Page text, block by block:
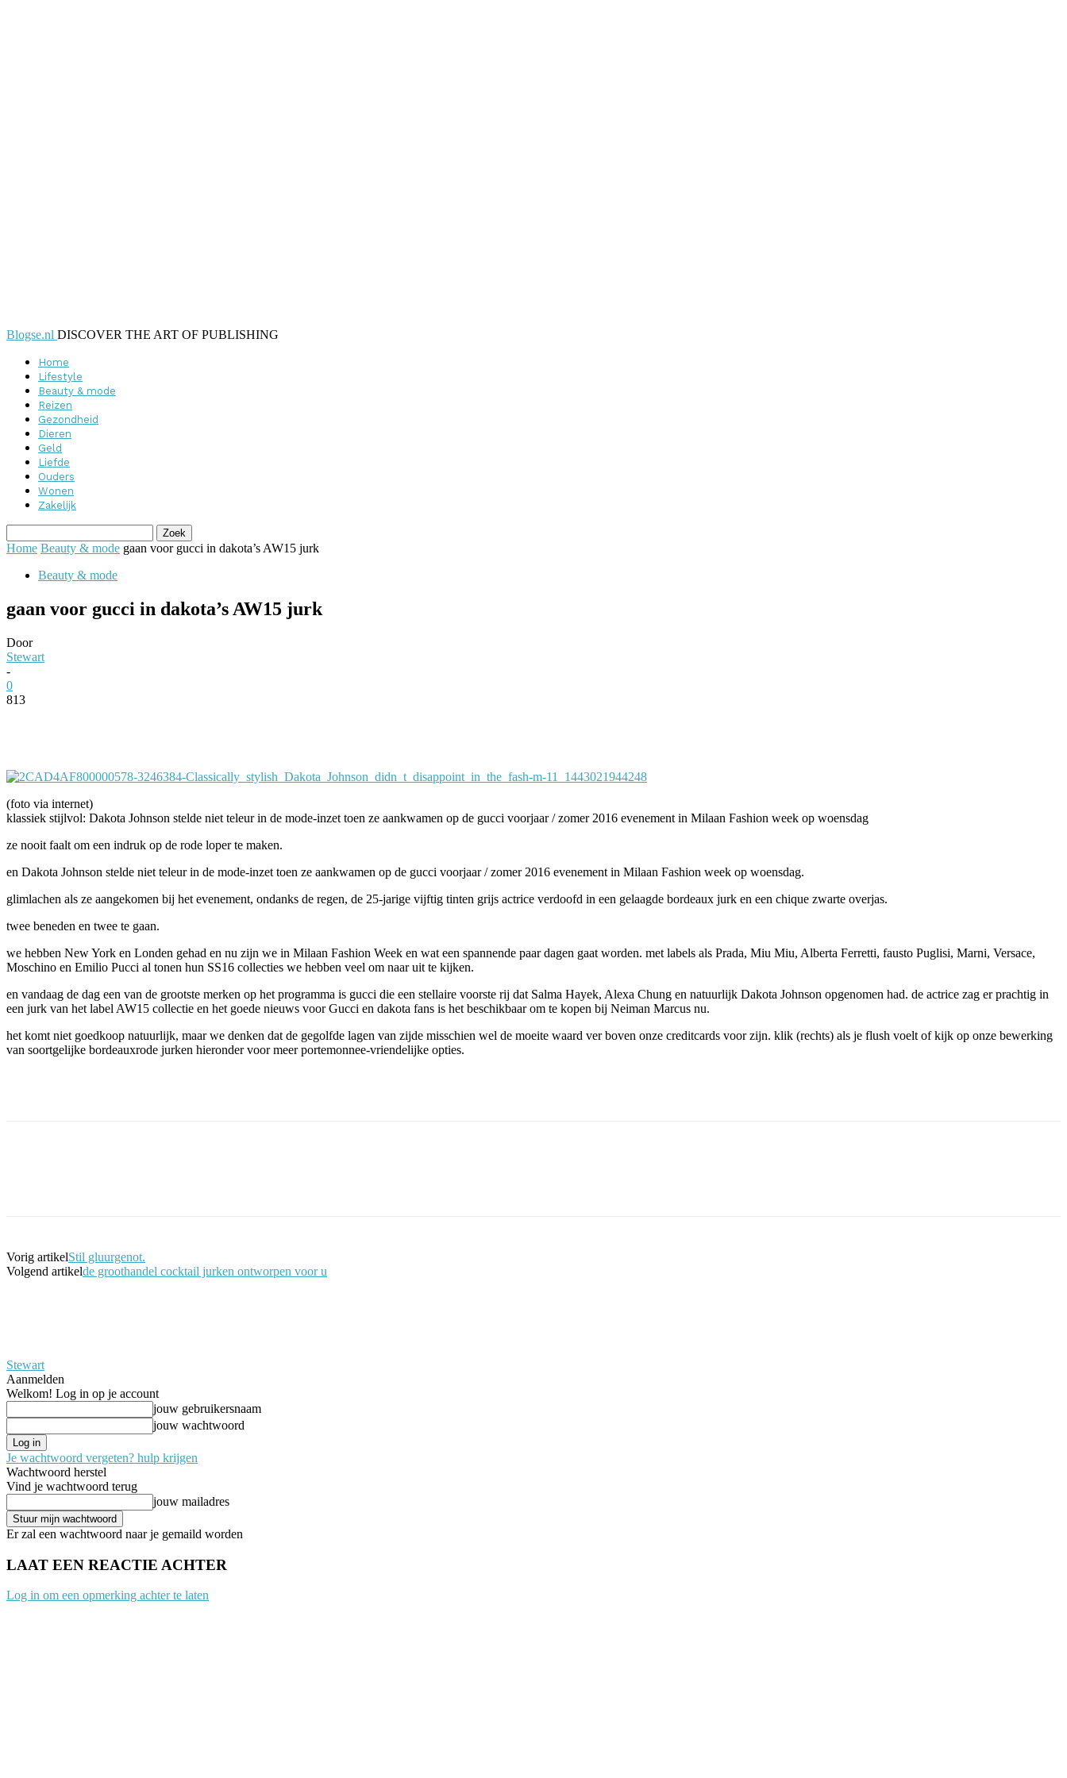
Blogse.nl DISCOVER THE ART OF PUBLISHING
Home
Lifestyle
Beauty & mode
Reizen
Gezondheid
Dieren
Geld
Liefde
Ouders
Wonen
Zakelijk
Home Beauty & mode gaan voor gucci in dakota’s AW15 jurk
Beauty & mode
gaan voor gucci in dakota’s AW15 jurk
Door
Stewart
-
0
813
(foto via internet)
klassiek stijlvol: Dakota Johnson stelde niet teleur in de mode-inzet toen ze aankwamen op de gucci voorjaar / zomer 2016 evenement in Milaan Fashion week op woensdag
ze nooit faalt om een indruk op de rode loper te maken.
en Dakota Johnson stelde niet teleur in de mode-inzet toen ze aankwamen op de gucci voorjaar / zomer 2016 evenement in Milaan Fashion week op woensdag.
glimlachen als ze aangekomen bij het evenement, ondanks de regen, de 25-jarige vijftig tinten grijs actrice verdoofd in een gelaagde bordeaux jurk en een chique zwarte overjas.
twee beneden en twee te gaan.
we hebben New York en Londen gehad en nu zijn we in Milaan Fashion Week en wat een spannende paar dagen gaat worden. met labels als Prada, Miu Miu, Alberta Ferretti, fausto Puglisi, Marni, Versace,
Moschino en Emilio Pucci al tonen hun SS16 collecties we hebben veel om naar uit te kijken.
en vandaag de dag een van de grootste merken op het programma is gucci die een stellaire voorste rij dat Salma Hayek, Alexa Chung en natuurlijk Dakota Johnson opgenomen had. de actrice zag er prachtig in
een jurk van het label AW15 collectie en het goede nieuws voor Gucci en dakota fans is het beschikbaar om te kopen bij Neiman Marcus nu.
het komt niet goedkoop natuurlijk, maar we denken dat de gegolfde lagen van zijde misschien wel de moeite waard ver boven onze creditcards voor zijn. klik (rechts) als je flush voelt of kijk op onze bewerking
van soortgelijke bordeauxrode jurken hieronder voor meer portemonnee-vriendelijke opties.
Vorig artikelStil gluurgenot.
Volgend artikelde groothandel cocktail jurken ontworpen voor u
Stewart
Aanmelden
Welkom! Log in op je account
jouw gebruikersnaam
jouw wachtwoord
Je wachtwoord vergeten? hulp krijgen
Wachtwoord herstel
Vind je wachtwoord terug
jouw mailadres
Er zal een wachtwoord naar je gemaild worden
LAAT EEN REACTIE ACHTER
Log in om een opmerking achter te laten